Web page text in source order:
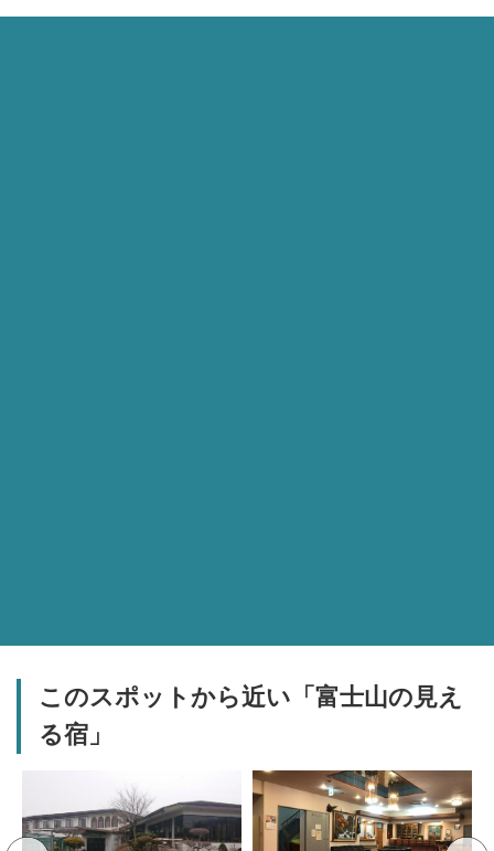
このスポットから近い「富士山の見え
る宿」